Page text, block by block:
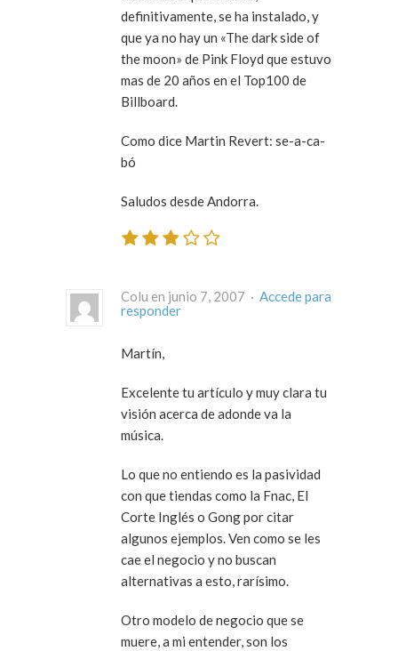
definitivamente, se ha instalado, y
que ya no hay un «The dark side of
the moon» de Pink Floyd que estuvo
mas de 20 años en el Top100 de
Billboard.
Como dice Martin Revert: se-a-ca-
bó
Saludos desde Andorra.
Colu en junio 7, 2007 · Accede para
responder
Martín,
Excelente tu artículo y muy clara tu
visión acerca de adonde va la
música.
Lo que no entiendo es la pasividad
con que tiendas como la Fnac, El
Corte Inglés o Gong por citar
algunos ejemplos. Ven como se les
cae el negocio y no buscan
alternativas a esto, rarísimo.
Otro modelo de negocio que se
muere, a mi entender, son los